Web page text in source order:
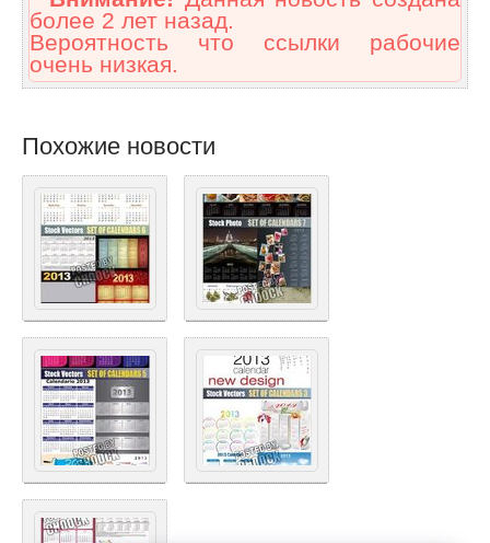
более 2 лет назад.
Вероятность что ссылки рабочие
очень низкая.
Похожие новости